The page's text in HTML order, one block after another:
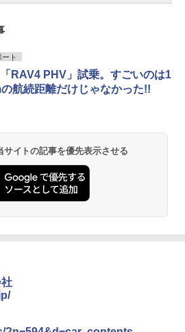
ト
「RAV4 PHV」試乗。すごいのは1
航続距離だけじゃなかった!!
イトの記事を優先表示させる